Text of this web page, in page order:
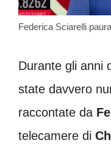
Federica Sciarelli
Durante gli anni
state davvero
raccontate da
telecamere di